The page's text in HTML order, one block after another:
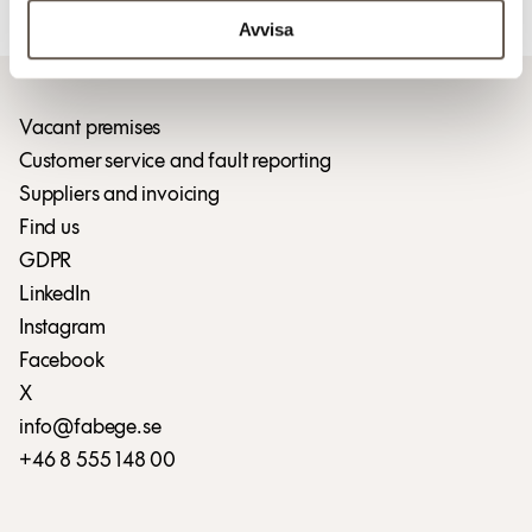
Avvisa
Vacant premises
Customer service and fault reporting
Suppliers and invoicing
Find us
GDPR
LinkedIn
Instagram
Facebook
X
info@fabege.se
+46 8 555 148 00